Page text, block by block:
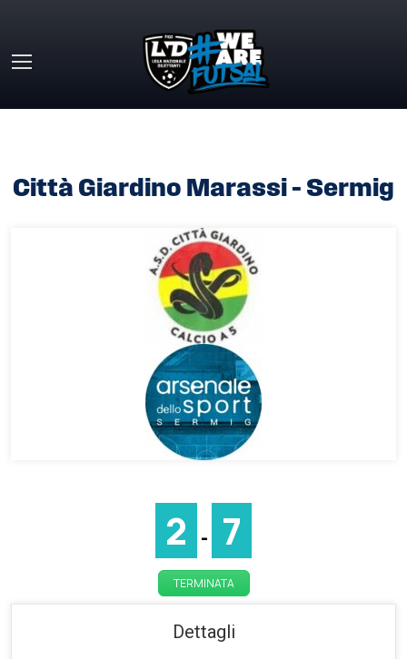
Città Giardino Marassi – Sermig
2 - 7
TERMINATA
Dettagli